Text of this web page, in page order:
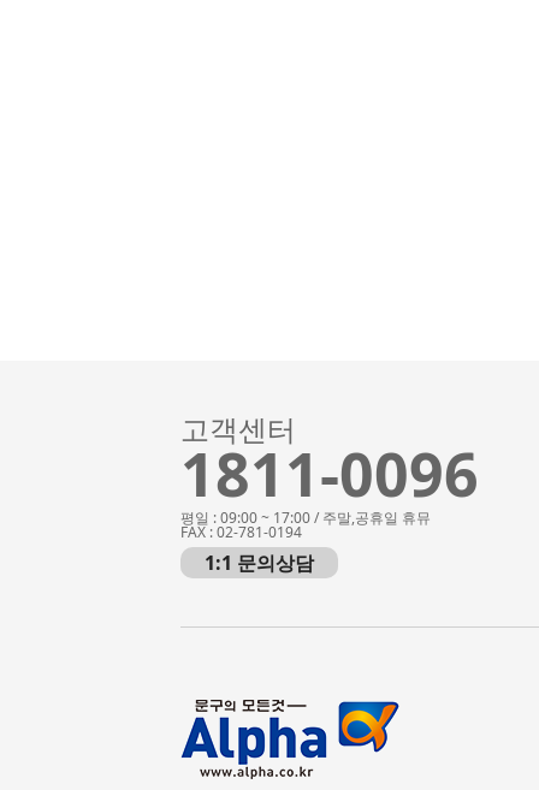
고객센터
1811-0096
평일 : 09:00 ~ 17:00 / 주말,공휴일 휴뮤
FAX : 02-781-0194
1:1 문의상담